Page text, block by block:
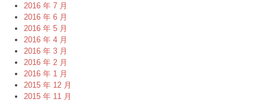
2016 年 7 月
2016 年 6 月
2016 年 5 月
2016 年 4 月
2016 年 3 月
2016 年 2 月
2016 年 1 月
2015 年 12 月
2015 年 11 月